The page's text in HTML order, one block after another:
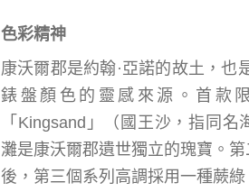
色彩精神
康沃爾郡是約翰·亞諾的故土，也
錶盤顏色的靈感來源。首款
「Kingsand」（國王沙，指同
灘是康沃爾郡遺世獨立的瑰寶。
後，第三個系列高調採用一種蕨綠